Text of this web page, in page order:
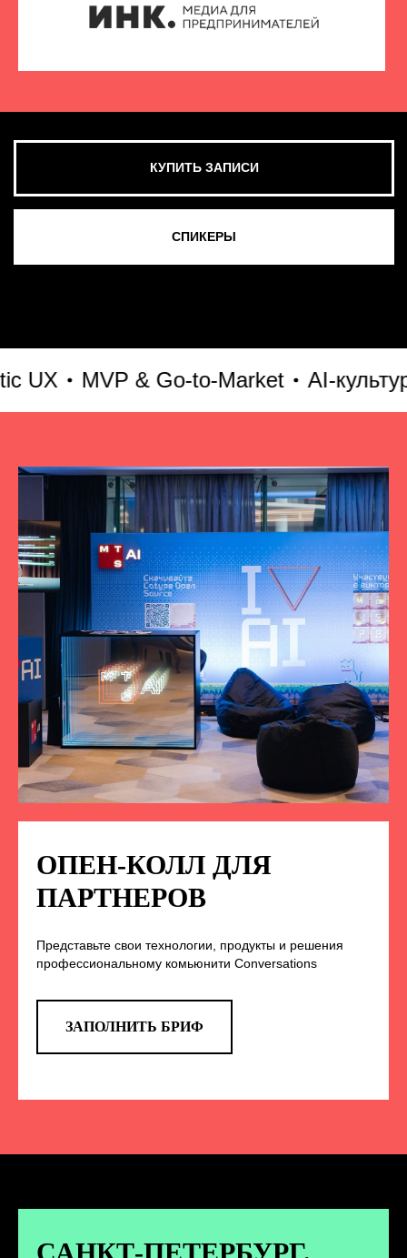
MVP & Go-to-Market AI-культура
ОПЕН-КОЛЛ ДЛЯ
ПАРТНЕРОВ
Представьте свои технологии, продукты и решения
профессиональному комьюнити Conversations
ЗАПОЛНИТЬ БРИФ
СМОТРЕТЬ ВСЕ ФОТО
НА НАС В СОЦСЕТЯХ
TELEGRAM
анонс новых спикеров и другие
новости конференции